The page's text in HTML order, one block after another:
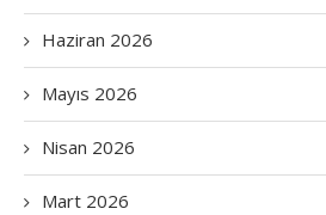
Haziran 2026
Mayıs 2026
Nisan 2026
Mart 2026